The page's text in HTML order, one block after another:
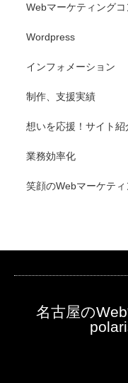
Webマーケティング
Wordpress
インフォメーション
制作、支援実績
想いを応援！サイト紹
業務効率化
笑顔のWebマーケテ
名古屋の